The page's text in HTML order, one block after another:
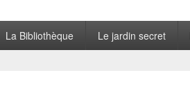
La Bibliothèque Le jardin secret